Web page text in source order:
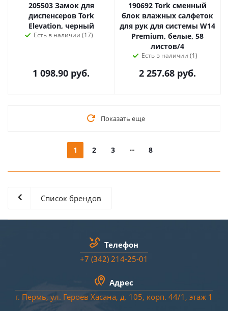
205503 Замок для
диспенсеров Tork
Elevation, черный
Есть в наличии (17)
1 098.90 руб.
190692 Tork сменный
блок влажных салфеток
для рук для системы W14
Premium, белые, 58
листов/4
Есть в наличии (1)
2 257.68 руб.
Показать еще
1 2 3 8
Список брендов
Телефон
+7 (342) 214-25-01
Адрес
г. Пермь, ул. Героев Хасана, д. 105, корп. 44/1 , этаж 1